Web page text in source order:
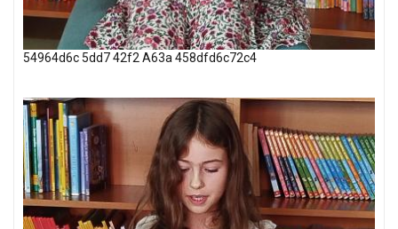
54964d6c 5dd7 42f2 A63a 458dfd6c72c4